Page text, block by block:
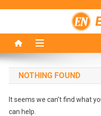
NOTHING FOUND
It seems we can’t find what
can help.